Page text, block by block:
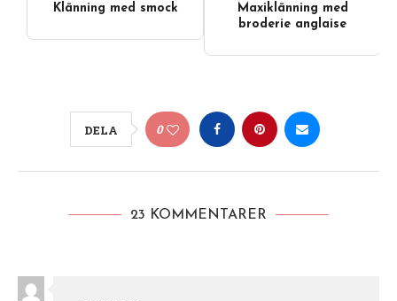
Klänning med smock
Maxiklänning med
broderie anglaise
DELA 0
23 KOMMENTARER